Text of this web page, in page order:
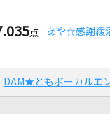
点 あや☆感謝緩
DAM★ともボーカルエ